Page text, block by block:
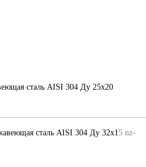
сталь AISI 304 Ду 25х20